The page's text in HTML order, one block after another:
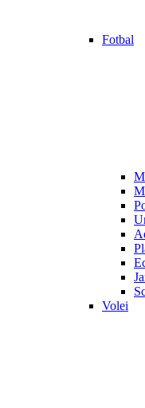
Fotbal
Volei